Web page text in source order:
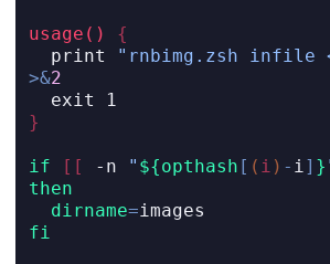
usage()
{
print
"rnbimg.zsh infile
>&2
exit 1
}
if [[ -n " ${opthash [ ( i ) - i] }
then
dirname=images
fi